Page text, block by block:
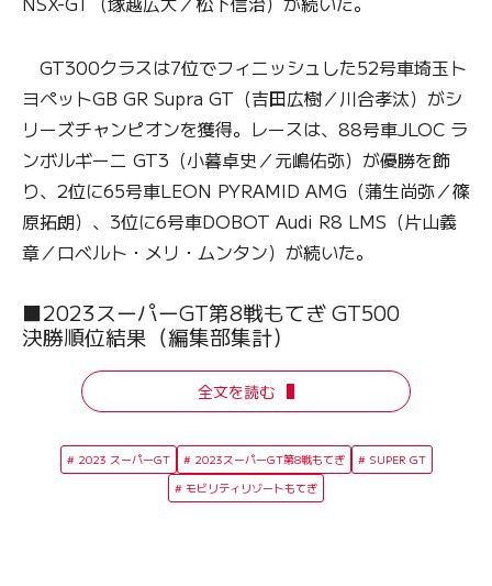
GT300クラスは7位でフィニッシュした52号車埼玉ト
ヨペットGB GR Supra GT（吉田広樹／川合孝汰）がシ
リーズチャンピオンを獲得。レースは、88号車JLOC ラ
ンボルギーニ GT3（小暮卓史／元嶋佑弥）が優勝を飾
り、2位に65号車LEON PYRAMID AMG（蒲生尚弥／篠
原拓朗）、3位に6号車DOBOT Audi R8 LMS（片山義
章／ロベルト・メリ・ムンタン）が続いた。
■2023スーパーGT第8戦もてぎ GT500
決勝順位結果（編集部集計）
全文を読む
2023 スーパーGT 2023スーパーGT第8戦もてぎ
SUPER GT
モビリティリゾートもてぎ